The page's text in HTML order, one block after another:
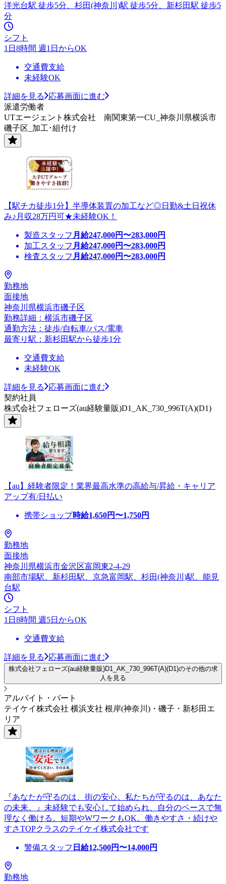
洋光台駅 徒歩5分、杉田(神奈川)駅 徒歩5分、新杉田駅 徒歩5
分
シフト
1日8時間 週1日からOK
交通費支給
未経験OK
詳細を見る
応募画面に進む
派遣労働者
UTエージェント株式会社 南関東第一CU_神奈川県横浜市
磯子区_加工･組付け
【駅チカ徒歩1分】半導体装置の加工など◎日勤&土日祝休
み♪月収28万円可★未経験OK！
製造スタッフ 月給247,000円〜283,000円
加工スタッフ 月給247,000円〜283,000円
検査スタッフ 月給247,000円〜283,000円
勤務地
面接地
神奈川県横浜市磯子区
勤務詳細：横浜市磯子区
通勤方法：徒歩/自転車/バス/電車
最寄り駅：新杉田駅から徒歩1分
交通費支給
未経験OK
詳細を見る
応募画面に進む
契約社員
株式会社フェローズ(au経験量販)D1_AK_730_996T(A)(D1)
【au】経験者限定！業界最高水準の高給与/昇給・キャリア
アップ有/日払い
携帯ショップ時給1,650円〜1,750円
勤務地
面接地
神奈川県横浜市金沢区富岡東2-4-29
南部市場駅、新杉田駅、京急富岡駅、杉田(神奈川)駅、能見
台駅
シフト
1日8時間 週5日からOK
交通費支給
詳細を見る 応募画面に進む
株式会社フェローズ(au経験量販)D1_AK_730_996T(A)(D1)のその他の求
人を見る
アルバイト・パート
テイケイ株式会社 横浜支社 根岸(神奈川)・磯子・新杉田エ
リア
『あなたが守るのは、街の安心。私たちが守るのは、あなた
の未来。』未経験でも安心して始められ、自分のペースで無
理なく働ける。短期やWワークもOK。働きやすさ・続けや
すさTOPクラスのテイケイ株式会社です
警備スタッフ 日給12,500円〜14,000円
勤務地